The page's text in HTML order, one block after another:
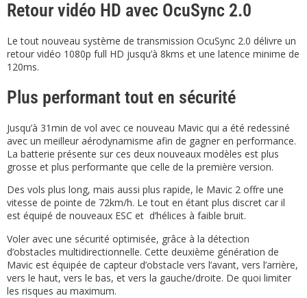
Retour vidéo HD avec OcuSync 2.0
Le tout nouveau système de transmission OcuSync 2.0 délivre un
retour vidéo 1080p full HD jusqu’à 8kms et une latence minime de
120ms.
Plus performant tout en sécurité
Jusqu’à 31min de vol avec ce nouveau Mavic qui a été redessiné
avec un meilleur aérodynamisme afin de gagner en performance.
La batterie présente sur ces deux nouveaux modèles est plus
grosse et plus performante que celle de la première version.
Des vols plus long, mais aussi plus rapide, le Mavic 2 offre une
vitesse de pointe de 72km/h. Le tout en étant plus discret car il
est équipé de nouveaux ESC et d’hélices à faible bruit.
Voler avec une sécurité optimisée, grâce à la détection
d’obstacles multidirectionnelle. Cette deuxième génération de
Mavic est équipée de capteur d’obstacle vers l’avant, vers l’arrière,
vers le haut, vers le bas, et vers la gauche/droite. De quoi limiter
les risques au maximum.